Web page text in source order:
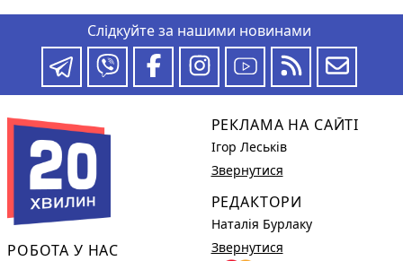
Слідкуйте за нашими новинами
РОБОТА У НАС
РЕКЛАМА НА САЙТІ
Ігор Леськів
Звернутися
РЕДАКТОРИ
Наталія Бурлаку
Звернутися